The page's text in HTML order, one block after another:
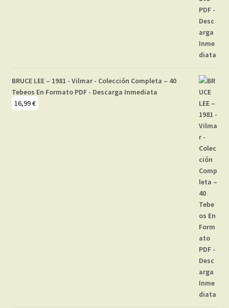
BRUCE LEE – 1981 - Vilmar - Colección Completa – 40
Tebeos En Formato PDF - Descarga Inmediata
16,99€